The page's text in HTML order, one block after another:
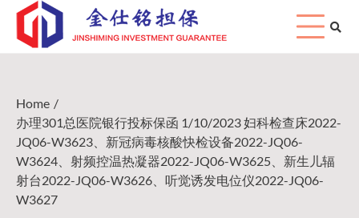
Skip
content
Home
办理301总医院银行投标保函 1/10/2023 妇科检查床2022-
JQ06-W3623、新冠病毒核酸快检设备2022-JQ06-
W3624、射频控温热凝器2022-JQ06-W3625、新生儿辐
射台2022-JQ06-W3626、听觉诱发电位仪2022-JQ06-
W3627